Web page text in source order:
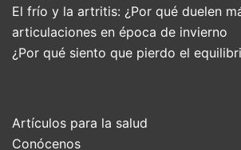
El frío y la artritis: ¿Por qué duelen
articulaciones en época de invierno
¿Por qué siento que pierdo el
Artículos para la salud
Conócenos